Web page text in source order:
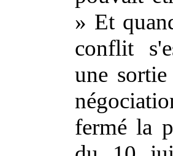
» Et
conflit
une
fermé la